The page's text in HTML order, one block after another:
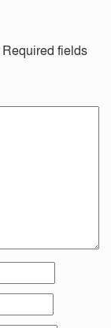
Required fields